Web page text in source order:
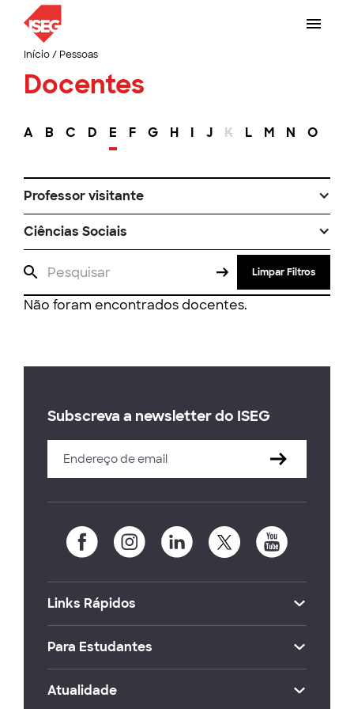
Início/ Pessoas
Docentes
A B C D E F G H I J K L M N O
Professor visitante
Ciências Sociais
Limpar Filtros
Não foram encontrados docentes.
Subscreva a newsletter do ISEG
Links Rápidos
Para Estudantes
Atualidade